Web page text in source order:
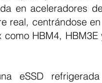
en aceleradores
real, centrándose
HBM4, HBM3E